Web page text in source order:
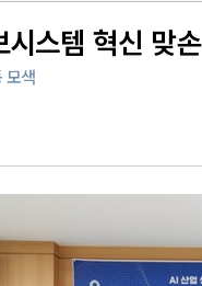
스템 혁신 맞손
모색